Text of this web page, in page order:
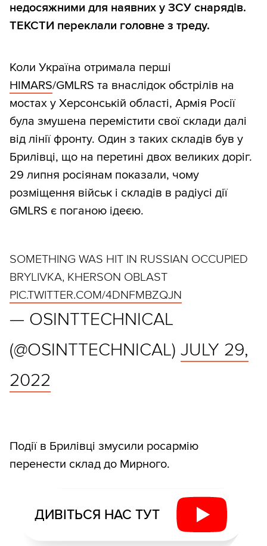
недосяжними для наявних у ЗСУ снарядів.
ТЕКСТИ переклали головне з треду.
Коли Україна отримала перші
HIMARS/GMLRS та внаслідок обстрілів на
мостах у Херсонській області, Армія Росії
була змушена перемістити свої склади далі
від лінії фронту. Один з таких складів був у
Брилівці, що на перетині двох великих доріг.
29 липня росіянам показали, чому
розміщення військ і складів в радіусі дії
GMLRS є поганою ідеєю.
SOMETHING WAS HIT IN RUSSIAN OCCUPIED
BRYLIVKA, KHERSON OBLAST
PIC.TWITTER.COM/4DNFMBZQJN
— OSINTTECHNICAL
(@OSINTTECHNICAL) JULY 29,
2022
Події в Брилівці змусили росармію
перенести склад до Мирного.
ДИВІТЬСЯ НАС ТУТ